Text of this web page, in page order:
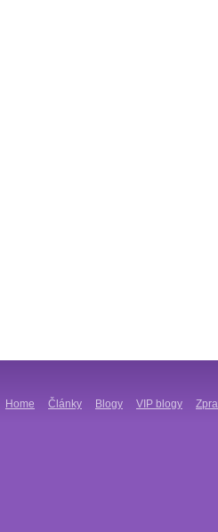
Home Články Blogy VIP blogy